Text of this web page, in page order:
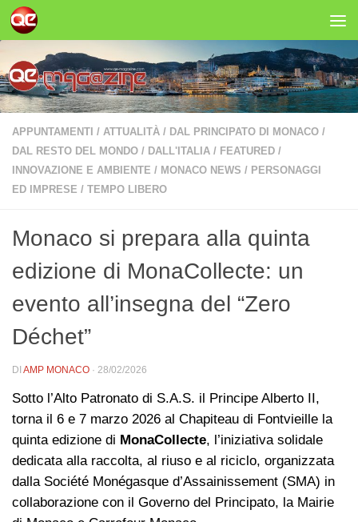
Salta al contenuto
APPUNTAMENTI / ATTUALITÀ / DAL PRINCIPATO DI MONACO /
DAL RESTO DEL MONDO / DALL'ITALIA / FEATURED /
INNOVAZIONE E AMBIENTE / MONACO NEWS / PERSONAGGI
ED IMPRESE / TEMPO LIBERO
Monaco si prepara alla quinta
edizione di MonaCollecte: un
evento all’insegna del “Zero
Déchet”
DI AMP MONACO · 28/02/2026
Sotto l’Alto Patronato di S.A.S. il Principe Alberto II,
torna il 6 e 7 marzo 2026 al Chapiteau di Fontvieille la
quinta edizione di MonaCollecte, l’iniziativa solidale
dedicata alla raccolta, al riuso e al riciclo, organizzata
dalla Société Monégasque d’Assainissement (SMA) in
collaborazione con il Governo del Principato, la Mairie